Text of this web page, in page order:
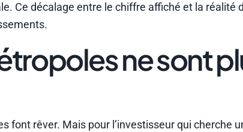
Ce décalage entre le chiffre affiché et la réalité
ne sont
font rêver. Mais pour l’investisseur qui cherche